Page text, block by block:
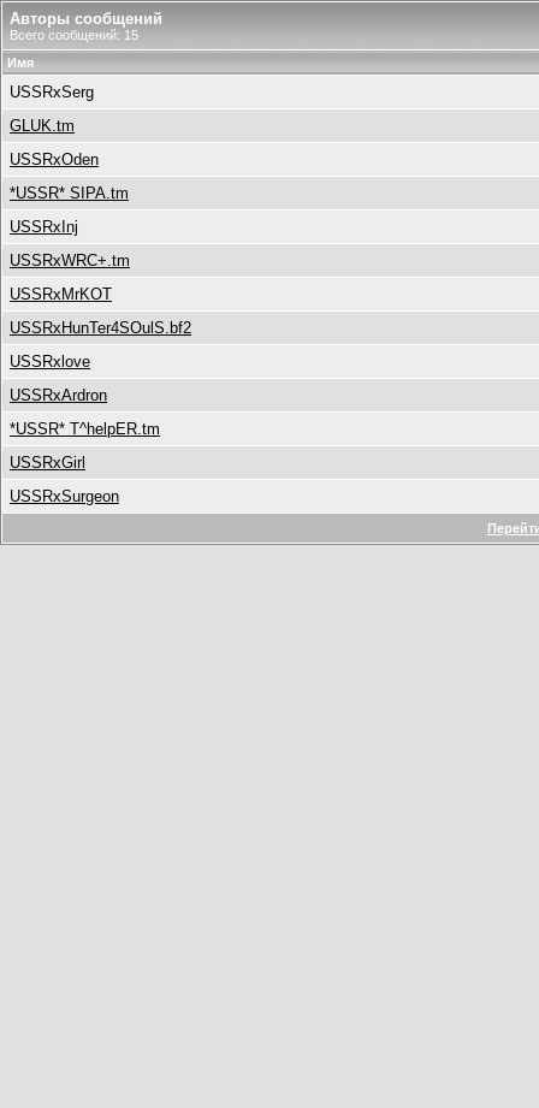
Авторы сообщений
Всего сообщений: 15
Имя
USSRxSerg
GLUK.tm
USSRxOden
*USSR* SIPA.tm
USSRxInj
USSRxWRC+.tm
USSRxMrKOT
USSRxHunTer4SOulS.bf2
USSRxlove
USSRxArdron
*USSR* T^helpER.tm
USSRxGirl
USSRxSurgeon